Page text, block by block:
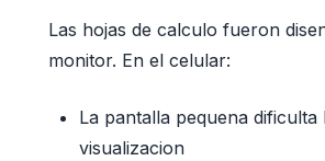
Las hojas de calculo fueron
monitor. En el celular:
La pantalla pequena dificulta
visualizacion